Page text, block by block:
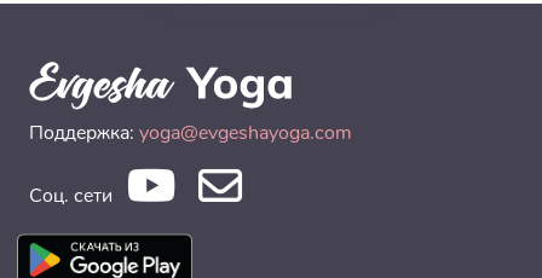
Поддержка: yoga@evgeshayoga.com
Соц. сети